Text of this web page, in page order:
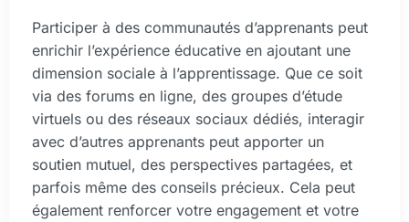
Participer à des communautés d’apprenants peut
enrichir l’expérience éducative en ajoutant une
dimension sociale à l’apprentissage. Que ce soit
via des forums en ligne, des groupes d’étude
virtuels ou des réseaux sociaux dédiés, interagir
avec d’autres apprenants peut apporter un
soutien mutuel, des perspectives partagées, et
parfois même des conseils précieux. Cela peut
également renforcer votre engagement et votre